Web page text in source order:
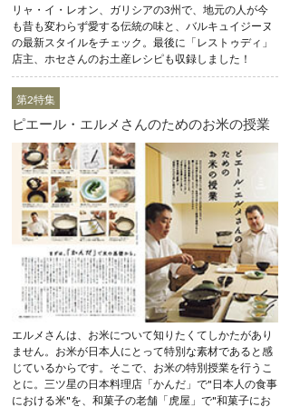
リャ・イ・レオン、ガリシアの3州で、地元の人が今
も昔も変わらず愛する伝統の味と、バルキュイジーヌ
の最新スタイルをチェック。最後に「レストゥディ」
店主、ホセさんのお土産レシピも収録しました！
第2特集
ピエール・エルメさんのためのお米の授業
エルメさんは、お米について知りたくてしかたがあり
ません。お米が日本人にとって特別な素材であると感
じているからです。そこで、お米の特別授業を行うこ
とに。三ツ星の日本料理店「かんだ」で"日本人の食事
における米"を、和菓子の老舗「虎屋」で"和菓子にお